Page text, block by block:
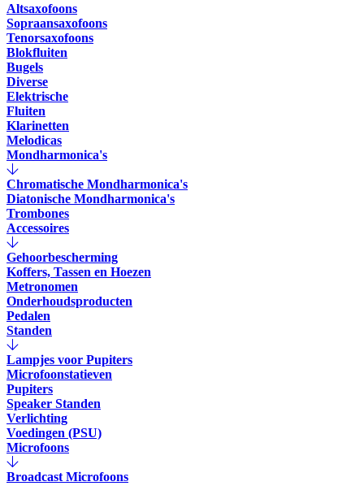
Altsaxofoons
Sopraansaxofoons
Tenorsaxofoons
Blokfluiten
Bugels
Diverse
Elektrische
Fluiten
Klarinetten
Melodicas
Mondharmonica's
Chromatische Mondharmonica's
Diatonische Mondharmonica's
Trombones
Accessoires
Gehoorbescherming
Koffers, Tassen en Hoezen
Metronomen
Onderhoudsproducten
Pedalen
Standen
Lampjes voor Pupiters
Microfoonstatieven
Pupiters
Speaker Standen
Verlichting
Voedingen (PSU)
Microfoons
Broadcast Microfoons